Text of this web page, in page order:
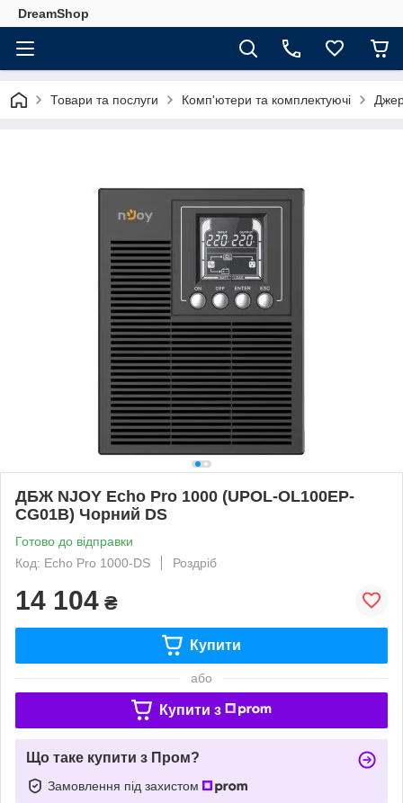
DreamShop
Товари та послуги Комп'ютери та комплектуючі
ДБЖ NJOY Echo Pro 1000 (UPOL-OL100EP-
CG01B) Чорний DS
Готово до відправки
Код: Echo Pro 1000-DS
Роздріб
14 104 ₴
Купити
або
Купити з
Що таке купити з Пром?
Замовлення під захистом